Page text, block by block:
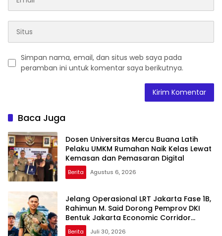
Simpan nama, email, dan situs web saya pada
peramban ini untuk komentar saya berikutnya.
Baca Juga
Dosen Universitas Mercu Buana Latih
Pelaku UMKM Rumahan Naik Kelas Lewat
Kemasan dan Pemasaran Digital
Berita Agustus 6, 2026
Jelang Operasional LRT Jakarta Fase 1B,
Rahimun M. Said Dorong Pemprov DKI
Bentuk Jakarta Economic Corridor
Initiative
Berita Juli 30, 2026